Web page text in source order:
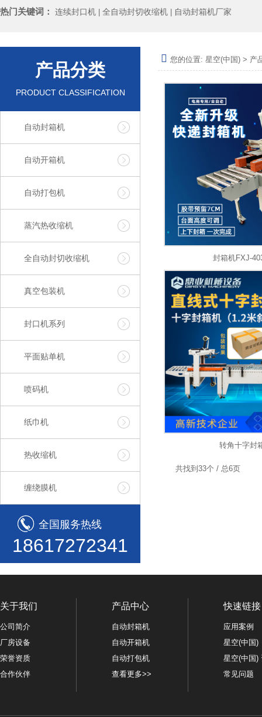
热门关键词： 连续封口机 全自动封切收缩机 自动封箱机厂家
产品分类
PRODUCT CLASSIFICATION
自动封箱机
自动开箱机
自动打包机
蒸汽热收缩机
全自动封切收缩机
真空包装机
封口机系列
平面贴单机
喷码机
纸巾机
热收缩机
缠绕膜机
全国服务热线
18617272341
您的位置: 星空(中国) > 产
封箱机FXJ-
转角十字封
共找到33个 / 总6页
关于我们
公司简介
厂房设备
荣誉资质
合作伙伴
产品中心
自动封箱机
自动开箱机
自动打包机
查看更多>>
快速链接
应用案例
星空(中国)
星空(中国)
常见问题